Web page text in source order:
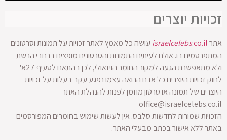
זכויות יוצרים
אתר israelcelebs.co.il
עושה כל מאמץ לאתר זכויות על תמונות וסרטונים
המתפרסמים בו. אולם לעיתים התמונות והסרטונים מופצים ברחבי הרשת
ולא מתאפשרת הגעה למקור החומר הויזאולי, לכן בהתאם לסעיף 27א'
לחוק זכויות היוצרים כל אדם הרואה עצמו נפגע עקב בעלות על זכויות
היוצרים של תמונה או סרטון מוזמן לפנות להנהלת האתר
office@israelcelebs.co.il
הזכויות שמורות לחדשות סלבס. אין לעשות שימוש בחומרים המפורסמים
באתר ללא אישור בכתב מבעלי האתר.